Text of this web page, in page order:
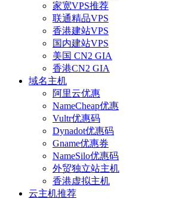
家宽VPS推荐
联通精品VPS
香港建站VPS
国内建站VPS
美国 CN2 GIA
香港CN2 GIA
域名主机
阿里云优惠
NameCheap优惠
Vultr优惠码
Dynadot优惠码
Gname优惠券
NameSilo优惠码
外贸独立站主机
香港虚拟主机
云主机推荐